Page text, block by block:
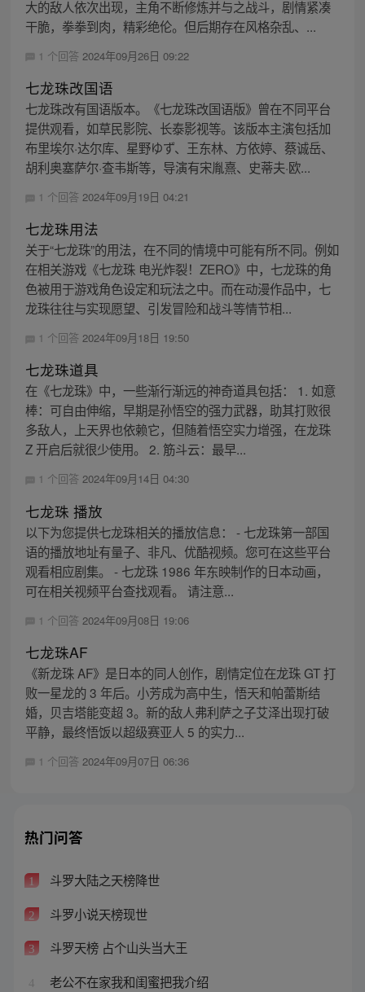
大的敌人依次出现，主角不断修炼并与之战斗，剧情紧凑
干脆，拳拳到肉，精彩绝伦。但后期存在风格杂乱、...
1 个回答 2024年09月26日 09:22
七龙珠改国语
七龙珠改有国语版本。《七龙珠改国语版》曾在不同平台
提供观看，如草民影院、长泰影视等。该版本主演包括加
布里埃尔·达尔库、星野ゆず、王东林、方依婷、蔡诚岳、
胡利奥塞萨尔·查韦斯等，导演有宋胤熹、史蒂夫·欧...
1 个回答 2024年09月19日 04:21
七龙珠用法
关于“七龙珠”的用法，在不同的情境中可能有所不同。例如
在相关游戏《七龙珠 电光炸裂！ZERO》中，七龙珠的角
色被用于游戏角色设定和玩法之中。而在动漫作品中，七
龙珠往往与实现愿望、引发冒险和战斗等情节相...
1 个回答 2024年09月18日 19:50
七龙珠道具
在《七龙珠》中，一些渐行渐远的神奇道具包括： 1. 如意
棒：可自由伸缩，早期是孙悟空的强力武器，助其打败很
多敌人，上天界也依赖它，但随着悟空实力增强，在龙珠
Z 开启后就很少使用。 2. 筋斗云：最早...
1 个回答 2024年09月14日 04:30
七龙珠 播放
以下为您提供七龙珠相关的播放信息： - 七龙珠第一部国
语的播放地址有量子、非凡、优酷视频。您可在这些平台
观看相应剧集。 - 七龙珠 1986 年东映制作的日本动画，
可在相关视频平台查找观看。 请注意...
1 个回答 2024年09月08日 19:06
七龙珠AF
《新龙珠 AF》是日本的同人创作，剧情定位在龙珠 GT 打
败一星龙的 3 年后。小芳成为高中生，悟天和帕蕾斯结
婚，贝吉塔能变超 3。新的敌人弗利萨之子艾泽出现打破
平静，最终悟饭以超级赛亚人 5 的实力...
1 个回答 2024年09月07日 06:36
热门问答
1 斗罗大陆之天榜降世
2 斗罗小说天榜现世
3 斗罗天榜 占个山头当大王
4 老公不在家我和闺蜜把我介绍